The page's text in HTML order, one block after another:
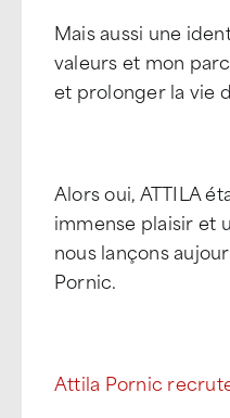
Mais aussi une
valeurs et mon
et prolonger la vie
Alors oui, ATTILA
immense plaisir et
nous lançons
Pornic.
Attila Pornic